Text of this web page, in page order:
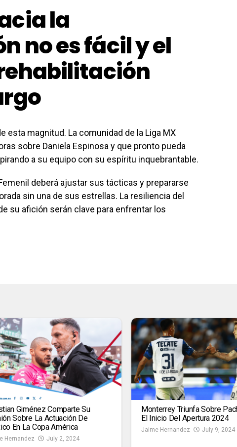
la
no es fácil y el
esta magnitud. La comunidad de la Liga MX
sobre Daniela Espinosa y que pronto pueda
a su equipo con su espíritu inquebrantable.
deberá ajustar sus tácticas y prepararse
sin una de sus estrellas. La resiliencia del
su afición serán clave para enfrentar los
Giménez Comparte Su
Sobre La Actuación De
En La Copa América
Hernandez July 2, 2024
Monterrey Triunfa Sobre
El Inicio Del Apertura 2024
Jaime Hernandez July 9, 2024